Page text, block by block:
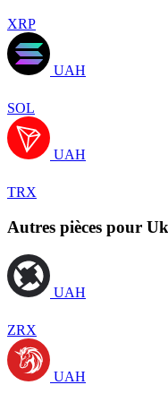
XRP
UAH
SOL
UAH
TRX
Autres pièces pour
UAH
ZRX
UAH